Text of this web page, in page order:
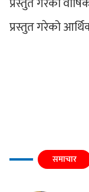
प्रस्तुत गरेको
समाचार